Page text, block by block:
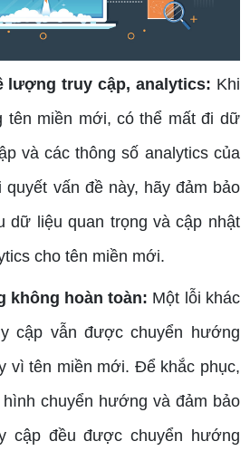
lượng truy cập, analytics: Khi
tên miền mới, có thể mất đi dữ
và các thông số analytics của
vấn đề này, hãy đảm bảo
dữ liệu quan trọng và cập nhật
cho tên miền mới.
không hoàn toàn: Một lỗi khác
cập vẫn được chuyển hướng
vì tên miền mới. Để khắc phục,
chuyển hướng và đảm bảo
cập đều được chuyển hướng